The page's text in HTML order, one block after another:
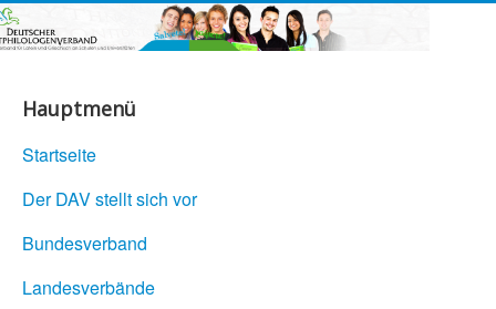
Hauptmenü
Startseite
Der DAV stellt sich vor
Bundesverband
Landesverbände